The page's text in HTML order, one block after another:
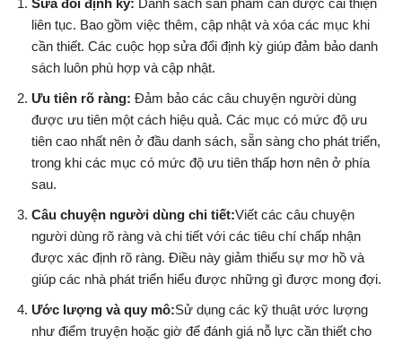
Sửa đổi định kỳ: Danh sách sản phẩm cần được cải thiện
liên tục. Bao gồm việc thêm, cập nhật và xóa các mục khi
cần thiết. Các cuộc họp sửa đổi định kỳ giúp đảm bảo danh
sách luôn phù hợp và cập nhật.
Ưu tiên rõ ràng: Đảm bảo các câu chuyện người dùng
được ưu tiên một cách hiệu quả. Các mục có mức độ ưu
tiên cao nhất nên ở đầu danh sách, sẵn sàng cho phát triển,
trong khi các mục có mức độ ưu tiên thấp hơn nên ở phía
sau.
Câu chuyện người dùng chi tiết:Viết các câu chuyện
người dùng rõ ràng và chi tiết với các tiêu chí chấp nhận
được xác định rõ ràng. Điều này giảm thiểu sự mơ hồ và
giúp các nhà phát triển hiểu được những gì được mong đợi.
Ước lượng và quy mô:Sử dụng các kỹ thuật ước lượng
như điểm truyện hoặc giờ để đánh giá nỗ lực cần thiết cho